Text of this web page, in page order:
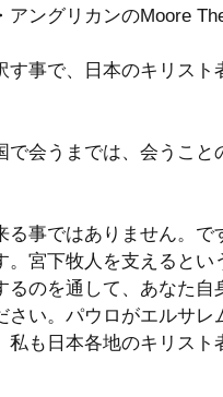
ングリカンのMoore
す事で、日本のキリス
で会うまでは、会うこ
る事ではありません。
。宮下牧人を支えると
るのを通して、あなた
さい。パウロがエルサ
私も日本各地のキリス